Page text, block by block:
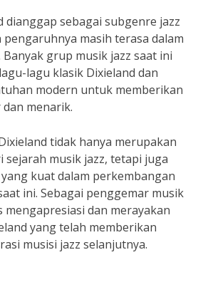
dianggap sebagai subgenre jazz
masih terasa dalam
grup musik jazz saat ini
lagu klasik Dixieland dan
modern untuk memberikan
menarik.
tidak hanya merupakan
sejarah musik jazz, tetapi juga
kuat dalam perkembangan
ini. Sebagai penggemar musik
mengapresiasi dan merayakan
yang telah memberikan
musisi jazz selanjutnya.